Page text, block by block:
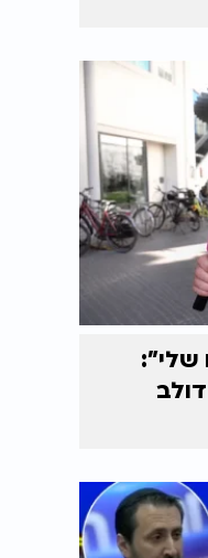
שלי":